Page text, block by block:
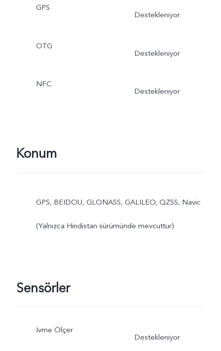
GPS
Destekleniyor
OTG
Destekleniyor
NFC
Destekleniyor
Konum
GPS, BEIDOU, GLONASS, GALILEO, QZSS, Navic
(Yalnızca Hindistan sürümünde mevcuttur)
Sensörler
İvme Ölçer
Destekleniyor